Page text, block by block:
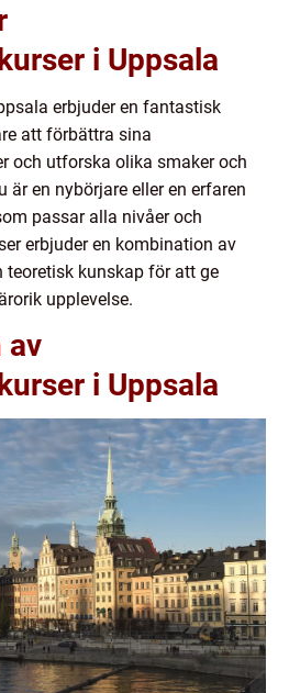
i Uppsala
erbjuder en fantastisk
att förbättra sina
och utforska olika smaker och
är en nybörjare eller en erfaren
passar alla nivåer och
erbjuder en kombination av
teoretisk kunskap för att ge
upplevelse.
av
i Uppsala